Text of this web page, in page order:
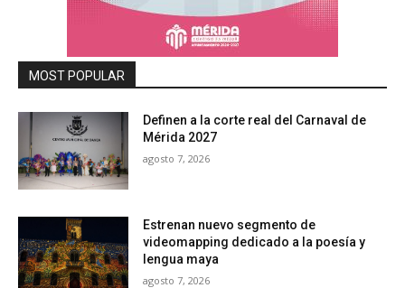
MOST POPULAR
Definen a la corte real del Carnaval de
Mérida 2027
agosto 7, 2026
Estrenan nuevo segmento de
videomapping dedicado a la poesía y
lengua maya
agosto 7, 2026